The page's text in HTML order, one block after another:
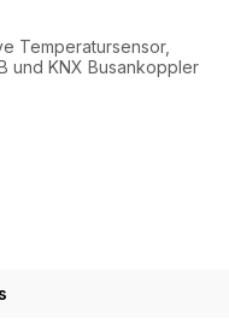
Temperatursensor,
und KNX Busankoppler